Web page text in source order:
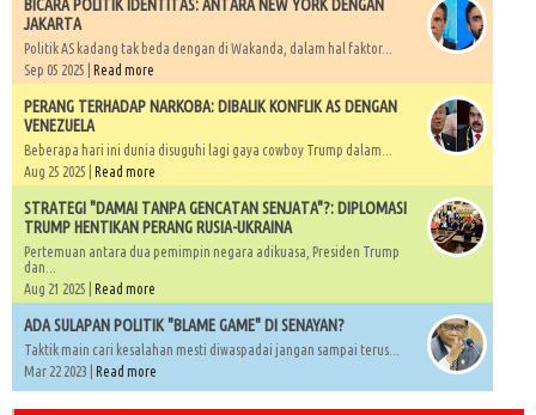
BICARA POLITIK IDENTITAS: ANTARA NEW YORK DENGAN
JAKARTA
Politik AS kadang tak beda dengan di Wakanda, dalam hal faktor...
Sep 05 2025 | Read more
PERANG TERHADAP NARKOBA: DIBALIK KONFLIK AS DENGAN
VENEZUELA
Beberapa hari ini dunia disuguhi lagi gaya cowboy Trump dalam...
Aug 25 2025 | Read more
STRATEGI "DAMAI TANPA GENCATAN SENJATA"?: DIPLOMASI
TRUMP HENTIKAN PERANG RUSIA-UKRAINA
Pertemuan antara dua pemimpin negara adikuasa, Presiden Trump
dan...
Aug 21 2025 | Read more
ADA SULAPAN POLITIK "BLAME GAME" DI SENAYAN?
Taktik main cari kesalahan mesti diwaspadai jangan sampai terus...
Mar 22 2023 | Read more